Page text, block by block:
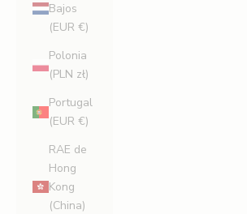
Bajos
(EUR €)
Polonia
(PLN zł)
Portugal
(EUR €)
RAE de
Hong
Kong
(China)